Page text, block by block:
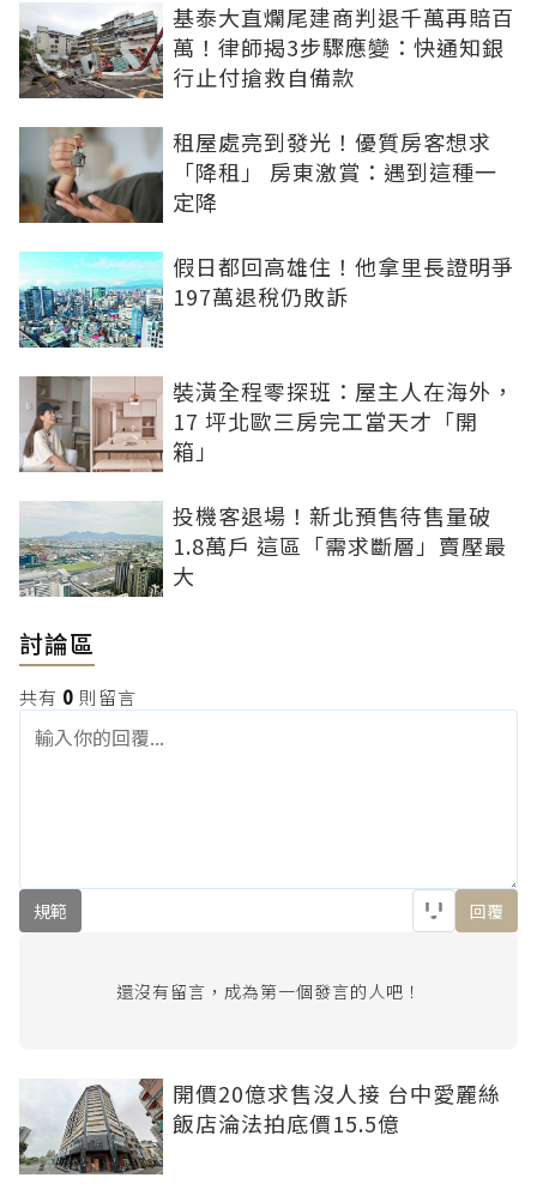
基泰大直爛尾建商判退千萬再賠百
萬！律師揭3步驟應變：快通知銀
行止付搶救自備款
租屋處亮到發光！優質房客想求
「降租」 房東激賞：遇到這種一
定降
假日都回高雄住！他拿里長證明爭
197萬退稅仍敗訴
裝潢全程零探班：屋主人在海外，
17 坪北歐三房完工當天才「開
箱」
投機客退場！新北預售待售量破
1.8萬戶 這區「需求斷層」賣壓最
大
討論區
共有 0 則留言
規範 回覆
還沒有留言，成為第一個發言的人吧！
開價20億求售沒人接 台中愛麗絲
飯店淪法拍底價15.5億